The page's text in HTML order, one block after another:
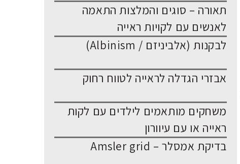
תאורה – סוגים והמלצות התאמה
לאנשים עם לקויות ראייה
לבקנות (אלביניזם / Albinism)
אבזרי הגדלה לראייה לטווח רחוק
משחקים מותאמים לילדים עם לקות
ראייה או עם עיוורון
בדיקת אמסלר – Amsler grid